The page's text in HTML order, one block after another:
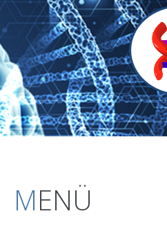
MENÜ